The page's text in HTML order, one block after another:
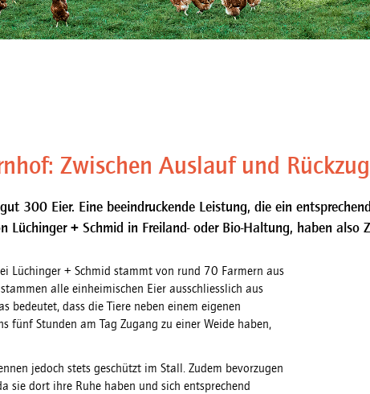
Zwischen Auslauf und Rückzug
300 Eier. Eine beeindruckende Leistung, die ein
Lüchinger + Schmid in Freiland- oder Bio-Haltung, haben also
Lüchinger + Schmid stammt von rund 70 Farmern aus
alle einheimischen Eier ausschliesslich aus
bedeutet, dass die Tiere neben einem eigenen
fünf Stunden am Tag Zugang zu einer Weide haben,
jedoch stets geschützt im Stall. Zudem bevorzugen
sie dort ihre Ruhe haben und sich entsprechend